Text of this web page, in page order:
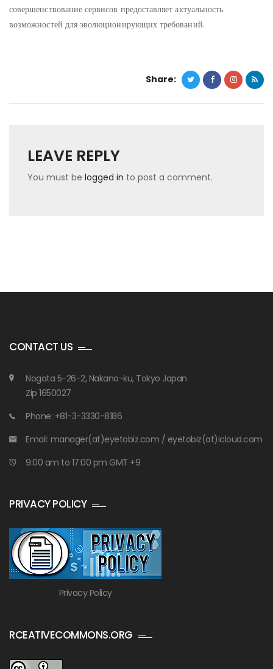
совершенствование сервисов предоставляет актуальность
возможностей для эволюционирующих требований.
Share:
LEAVE REPLY
You must be logged in to post a comment.
CONTACT US
Nogata 5-26-2, Nakano-ku, Tokyo Japan
Zip 1650027
Phone: +81-3-3330-8186
Email: manager(at)eyetobiz.com / eyetobiz(at)icloud.com
9:00 am to 17:00 pm GMT +9
PRIVACY POLICY
Privacy Policy
RCEATIVECOMMONS.ORG